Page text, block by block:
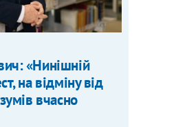
«Нинішній
на відміну від
вчасно